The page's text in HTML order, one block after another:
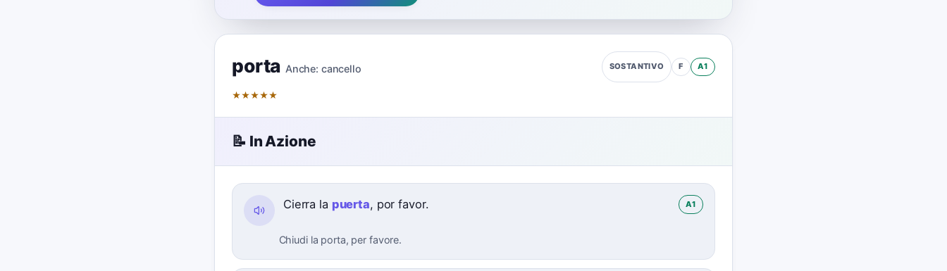
porta Anche: cancello SOSTANTIVO F A1
★★★★★
📝 In Azione
Cierra la puerta, por favor. A1
Chiudi la porta, per favore.